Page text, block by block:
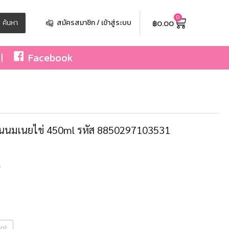
ค้นหา สมัครสมาชิก / เข้าสู่ระบบ ฿0.00 0
Facebook
นมเนยไข่ 450ml รหัส 8850297103531